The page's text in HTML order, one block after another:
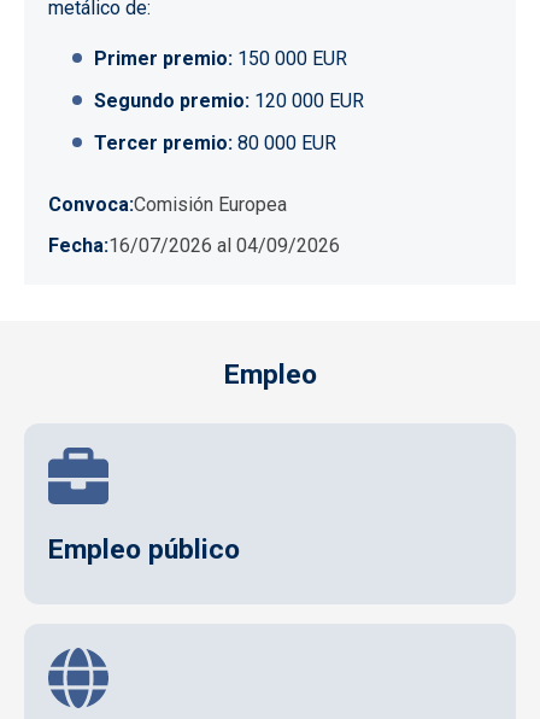
metálico de:
Primer premio: 150 000 EUR
Segundo premio: 120 000 EUR
Tercer premio: 80 000 EUR
Convoca Comisión Europea
Fecha 16/07/2026 al 04/09/2026
Empleo
Empleo público